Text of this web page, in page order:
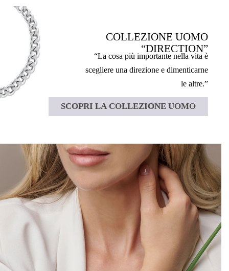
COLLEZIONE UOMO
“DIRECTION”
“La cosa più importante nella vita è
scegliere una direzione e dimenticarne
le altre.”
SCOPRI LA COLLEZIONE UOMO